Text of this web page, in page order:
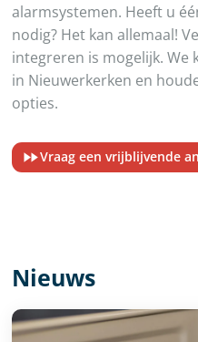
alarmsystemen. Heeft u
nodig? Het kan allemaal!
integreren is mogelijk. We
in Nieuwerkerken en
opties.
Vraag een vrijblijvende
Nieuws